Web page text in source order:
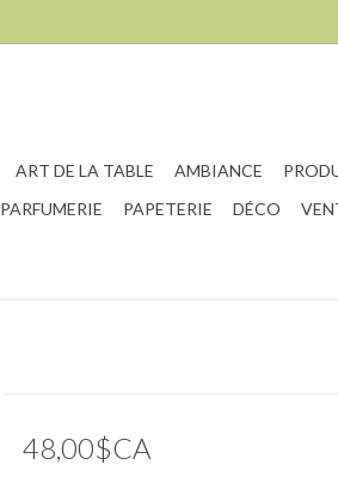
ART DE LA TABLE AMBIANCE
PARFUMERIE PAPETERIE DÉCO
48,00$CA